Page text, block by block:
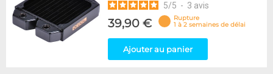
5/5 - 3 avis
39,90 €
Rupture
1 à 2 semaines de délai
Ajouter au panier